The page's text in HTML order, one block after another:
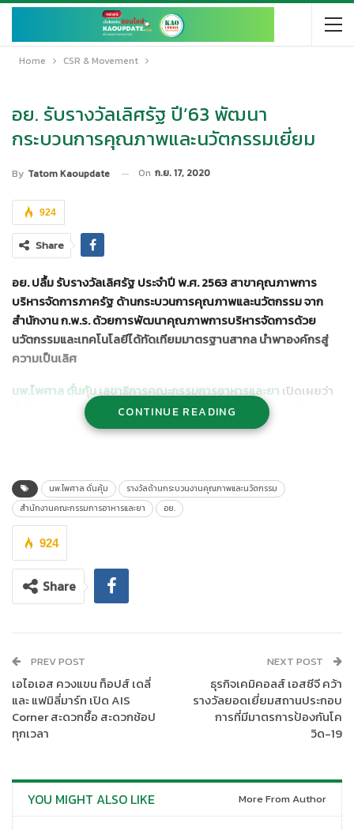
Home CSR & Movement
อย. รับรางวัลเลิศรัฐ ปี’63 พัฒนา
กระบวนการคุณภาพและนวัตกรรมเยี่ยม
By Tatom Kaoupdate On ก.ย. 17, 2020
924
Share
อย. ปลื้ม รับรางวัลเลิศรัฐ ประจำปี พ.ศ. 2563 สาขาคุณภาพการ
บริหารจัดการภาครัฐ ด้านกระบวนการคุณภาพและนวัตกรรม จาก
สำนักงาน ก.พ.ร. ด้วยการพัฒนาคุณภาพการบริหารจัดการด้วย
นวัตกรรมและเทคโนโลยีได้ทัดเทียมมาตรฐานสากล นำพาองค์กรสู่
ความเป็นเลิศ
นพ.ไพศาล ดั่นคุ้ม เลขาธิการคณะกรรมการอาหารและยา เปิดเผยว่า
สำนักงานคณะกรรมการอาหารและยา (อย.) มุ่งมั่นพัฒนาองค์กรสู่
ความเป็นเลิศ ด้วยการนำเกณฑ์การพัฒนาคุณภาพการบริหารจัดการ
คุณภาพมาตรฐานการทำงานไปสู่มาตรฐานสากล จนได้รับรางวัลจาก
สำนักงานคณะกรรมการพัฒนาระบบราชการ (ก.พ.ร.) มาอย่างต่อ
เนื่อง โดยในปีงบประมาณ พ.ศ. 2561 อย. ได้รับรางวัลเลิศรัฐ สาขา
คุณภาพการบริหารจัดการภาครัฐ ด้านการนำองค์การและความรับ
ผิดชอบต่อสังคม ปี 2562 ด้านการวางแผนยุทธศาสตร์และการสื่อสาร
เพื่อนำไปสู่การปฏิบัติ และในปีนี้ ได้รับ
และนวัตกรรมรางวัลดังกล่าว เป็นรางวัลที่มอบให้กับหน่วยงานของรัฐ
ตั้งใจจริงของทุกคนในองค์กร เพื่อนำพาองค์กรให้ก้าวสู่ความเป็นเลิศ
โดยนายวิษณุ เครืองาม รองนายกรัฐมนตรี เป็นผู้มอบรางวัลในวันที่
16 กันยายน 2563 ณ ห้องรอยัล จูบิลี่ บอลรูม อิมแพค เมืองทองธานี
จังหวัดนนทบุรี
ผลงานที่โดดเด่นคือการมุ่งมั่นพัฒนาสู่องค์การ 4.0 (Digital
กระบวนการหลักอย่างครบวงจร อาทิกระบวนการพิจารณาอนุญาต
ผลิตภัณฑ์สุขภาพตั้งแต่การขอคำปรึกษา การยื่นคำขอ การชำระค่า
CONTINUE READING
นพ.ไพศาล ดั่นคุ้ม
รางวัลด้านกระบวนงานคุณภาพและนวัตกรรม
สำนักงานคณะกรรมการอาหารและยา
อย.
924
Share
PREV POST
เอไอเอส ควงแขน ท็อปส์ เดลี่
และ แฟมิลี่มาร์ท เปิด AIS
Corner สะดวกซื้อ สะดวกช้อป
ทุกเวลา
NEXT POST
ธุรกิจเคมิคอลส์ เอสซีจี คว้า
รางวัลยอดเยี่ยมสถานประกอบ
การที่มีมาตรการป้องกันโค
วิด-19
YOU MIGHT ALSO LIKE More From Author